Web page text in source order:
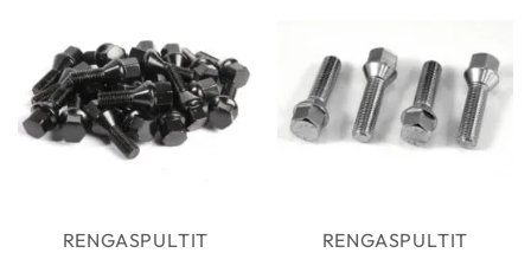
RENGASPULTIT
RENGASPULTIT